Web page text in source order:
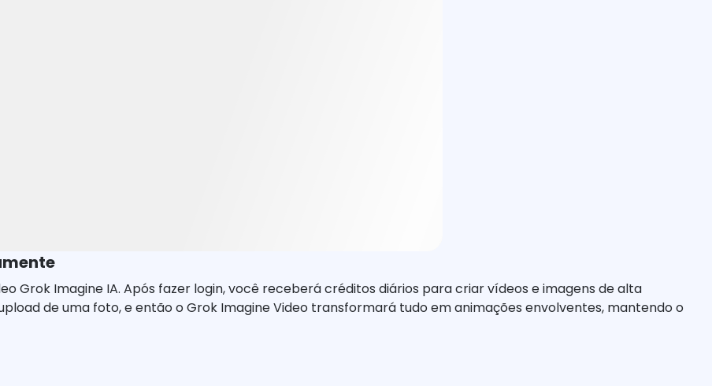
Grok Imagine IA. Após fazer login, você receberá créditos diários para criar vídeos e imagens de alta
de uma foto, e então o Grok Imagine Video transformará tudo em animações envolventes, mantendo o